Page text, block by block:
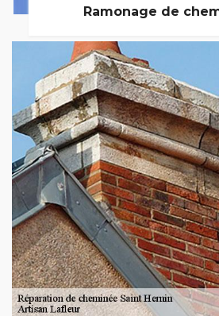
Ramonage de